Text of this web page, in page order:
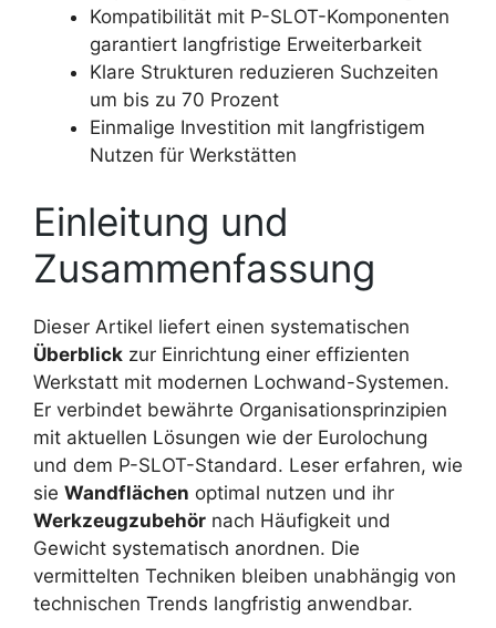
Kompatibilität mit P-SLOT-Komponenten
garantiert langfristige Erweiterbarkeit
Klare Strukturen reduzieren Suchzeiten
um bis zu 70 Prozent
Einmalige Investition mit langfristigem
Nutzen für Werkstätten
Einleitung und
Zusammenfassung
Dieser Artikel liefert einen systematischen
Überblick zur Einrichtung einer effizienten
Werkstatt mit modernen Lochwand-Systemen.
Er verbindet bewährte Organisationsprinzipien
mit aktuellen Lösungen wie der Eurolochung
und dem P-SLOT-Standard. Leser erfahren, wie
sie Wandflächen optimal nutzen und ihr
Werkzeugzubehör nach Häufigkeit und
Gewicht systematisch anordnen. Die
vermittelten Techniken bleiben unabhängig von
technischen Trends langfristig anwendbar.